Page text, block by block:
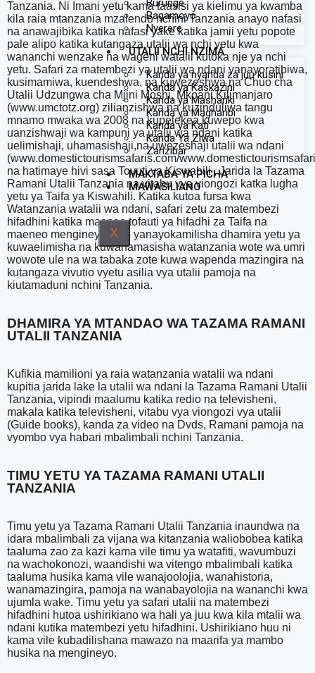
Burunge
Bagamoyo
Nyerere
UTALII NCHI NZIMA
Kanda ya nyanda za juu kusini
Kanda ya Kaskazini
Kanda ya Mashariki
Kanda ya Magharibi
Kanda ya Kati
Kanda Ya Ziwa
Zanzibar
MAKTABA YA PICHA
MAWASILIANO
X
Tanzania. Ni Imani yetu kama taasisi ya kielimu ya kwamba
kila raia mtanzania mzalendo nchini Tanzania anayo nafasi
na anawajibika katika nafasi yake katika jamii yetu popote
pale alipo katika kutangaza utalii wa nchi yetu kwa
wananchi wenzake na wageni watalii kutoka nje ya nchi
yetu. Safari za matembezi ya utalii wa ndani yanayoratibiwa,
kusimamiwa, kuendeshwa, na kuwezeshwa na Chuo cha
Utalii Udzungwa cha Mjini Moshi, Mkoani Kilimanjaro
(www.umctotz.org) zilianzishwa na kuzinduliwa tangu
mnamo mwaka wa 2008 na kupelekea kuwepo kwa
uanzishwaji wa kampuni ya utalii wa ndani katika
uelimishaji, uhamasishaji,na uwezeshaji utalii wa ndani
(www.domestictourismsafaris.com/
na hatimaye hivi sasa Tovuti ya Kiswahili , Jarida la Tazama
Ramani Utalii Tanzania na vitabu vya viongozi katka lugha
yetu ya Taifa ya Kiswahili. Katika kutoa fursa kwa
Watanzania watalii wa ndani, safari zetu za matembezi
hifadhini katika maeneo tofauti ya hifadhi za Taifa na
maeneo mengineyo ndio yanayokamilisha dhamira yetu ya
kuwaelimisha na kuwahamasisha watanzania wote wa umri
wowote ule na wa tabaka zote kuwa wapenda mazingira na
kutangaza vivutio vyetu asilia vya utalii pamoja na
kiutamaduni nchini Tanzania.
DHAMIRA YA MTANDAO WA TAZAMA RAMANI
UTALII TANZANIA
Kufikia mamilioni ya raia watanzania watalii wa ndani
kupitia jarida lake la utalii wa ndani la Tazama Ramani Utalii
Tanzania, vipindi maalumu katika redio na televisheni,
makala katika televisheni, vitabu vya viongozi vya utalii
(Guide books), kanda za video na Dvds, Ramani pamoja na
vyombo vya habari mbalimbali nchini Tanzania.
TIMU YETU YA TAZAMA RAMANI UTALII
TANZANIA
Timu yetu ya Tazama Ramani Utalii Tanzania inaundwa na
idara mbalimbali za vijana wa kitanzania waliobobea katika
taaluma zao za kazi kama vile timu ya watafiti, wavumbuzi
na wachokonozi, waandishi wa vitengo mbalimbali katika
taaluma husika kama vile wanajoolojia, wanahistoria,
wanamazingira, pamoja na wanabayolojia na wananchi kwa
ujumla wake. Timu yetu ya safari utalii na matembezi
hifadhini hutoa ushirikiano wa hali ya juu kwa kila mtalii wa
ndani kutika matembezi yetu hifadhini. Ushirikiano huu ni
kama vile kubadilishana mawazo na maarifa ya mambo
husika na mengineyo.